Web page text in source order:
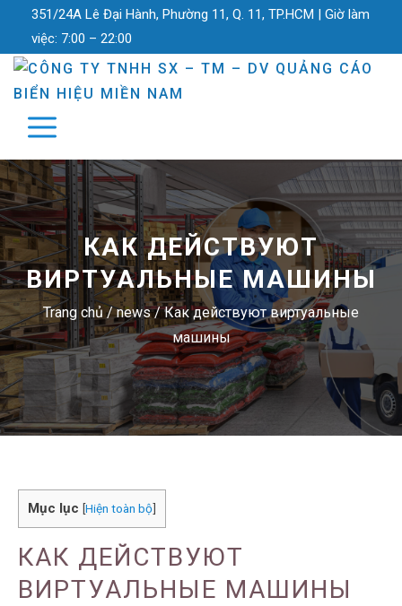
351/24A Lê Đại Hành, Phường 11, Q. 11, TP.HCM | Giờ làm
việc: 7:00 – 22:00
КАК ДЕЙСТВУЮТ
ВИРТУАЛЬНЫЕ МАШИНЫ
Trang chủ /news/Как действуют виртуальные
машины
Mục lục [Hiện toàn bộ]
КАК ДЕЙСТВУЮТ
ВИРТУАЛЬНЫЕ МАШИНЫ